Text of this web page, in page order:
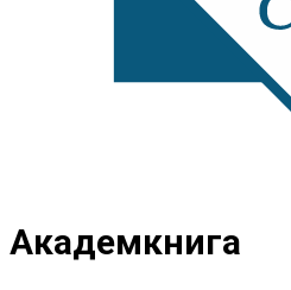
Академкнига